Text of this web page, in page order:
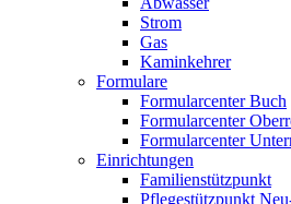
Strom
Gas
Kaminkehrer
Formulare
Formularcenter Buch
Formularcenter
Formularcenter
Einrichtungen
Familienstützpunkt
Pflegestützpunkt